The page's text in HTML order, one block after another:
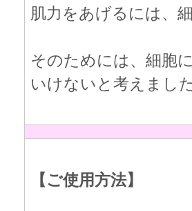
肌力をあげるには、
そのためには、細胞
いけないと考えまし
【ご使用方法】